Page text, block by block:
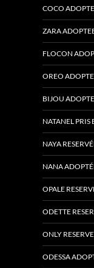
COCO
ZARA
FLOCON
OREO
BIJOU
NATANEL PRIS
NAYA
NANA
OPALE
ODETTE
ONLY
ODESSA